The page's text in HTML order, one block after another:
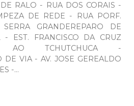
RALO - RUA DOS CORAIS -
DE REDE - RUA PORF.
GRANDEREPARO DE
- EST. FRANCISCO DA CRUZ
AO TCHUTCHUCA -
DE VIA - AV. JOSE GEREALDO
-...